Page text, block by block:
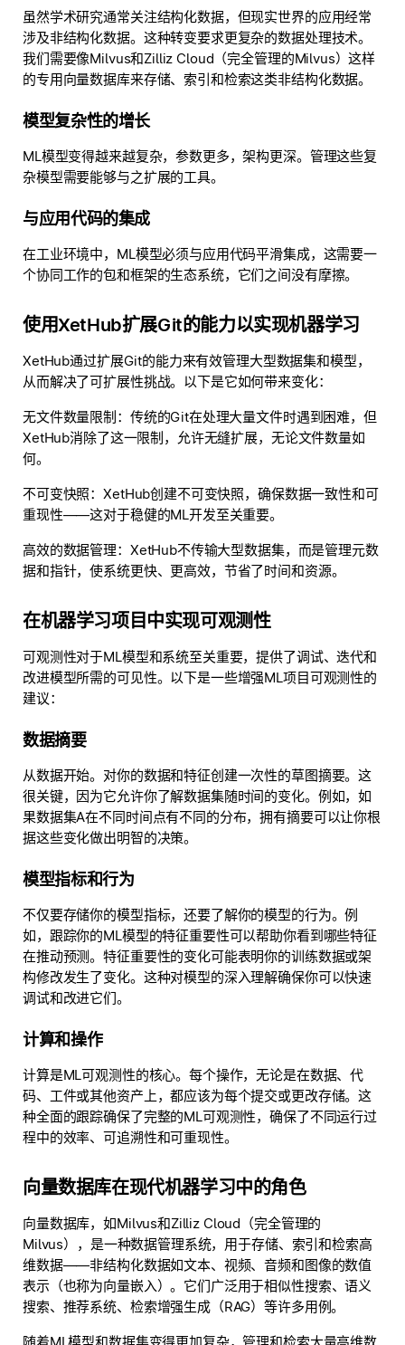
虽然学术研究通常关注结构化数据，但现实世界的应用经常
涉及非结构化数据。这种转变要求更复杂的数据处理技术。
我们需要像Milvus和Zilliz Cloud（完全管理的Milvus）这样
的专用向量数据库来存储、索引和检索这类非结构化数据。
模型复杂性的增长
ML模型变得越来越复杂，参数更多，架构更深。管理这些复
杂模型需要能够与之扩展的工具。
与应用代码的集成
在工业环境中，ML模型必须与应用代码平滑集成，这需要一
个协同工作的包和框架的生态系统，它们之间没有摩擦。
使用XetHub扩展Git的能力以实现机器学习
XetHub通过扩展Git的能力来有效管理大型数据集和模型，
从而解决了可扩展性挑战。以下是它如何带来变化：
无文件数量限制：传统的Git在处理大量文件时遇到困难，但
XetHub消除了这一限制，允许无缝扩展，无论文件数量如
何。
不可变快照：XetHub创建不可变快照，确保数据一致性和可
重现性——这对于稳健的ML开发至关重要。
高效的数据管理：XetHub不传输大型数据集，而是管理元数
据和指针，使系统更快、更高效，节省了时间和资源。
在机器学习项目中实现可观测性
可观测性对于ML模型和系统至关重要，提供了调试、迭代和
改进模型所需的可见性。以下是一些增强ML项目可观测性的
建议：
数据摘要
从数据开始。对你的数据和特征创建一次性的草图摘要。这
很关键，因为它允许你了解数据集随时间的变化。例如，如
果数据集A在不同时间点有不同的分布，拥有摘要可以让你根
据这些变化做出明智的决策。
模型指标和行为
不仅要存储你的模型指标，还要了解你的模型的行为。例
如，跟踪你的ML模型的特征重要性可以帮助你看到哪些特征
在推动预测。特征重要性的变化可能表明你的训练数据或架
构修改发生了变化。这种对模型的深入理解确保你可以快速
调试和改进它们。
计算和操作
计算是ML可观测性的核心。每个操作，无论是在数据、代
码、工件或其他资产上，都应该为每个提交或更改存储。这
种全面的跟踪确保了完整的ML可观测性，确保了不同运行过
程中的效率、可追溯性和可重现性。
向量数据库在现代机器学习中的角色
向量数据库，如Milvus和Zilliz Cloud（完全管理的
Milvus），是一种数据管理系统，用于存储、索引和检索高
维数据——非结构化数据如文本、视频、音频和图像的数值
表示（也称为向量嵌入）。它们广泛用于相似性搜索、语义
搜索、推荐系统、检索增强生成（RAG）等许多用例。